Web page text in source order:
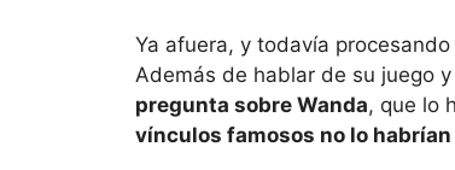
Ya afuera, y todavía
Además de hablar de su juego
pregunta sobre Wanda, que lo
vínculos famosos no lo